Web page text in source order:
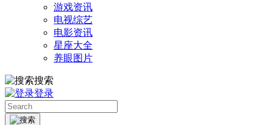
游戏资讯
电视综艺
电影资讯
星座大全
养眼图片
搜索
登录